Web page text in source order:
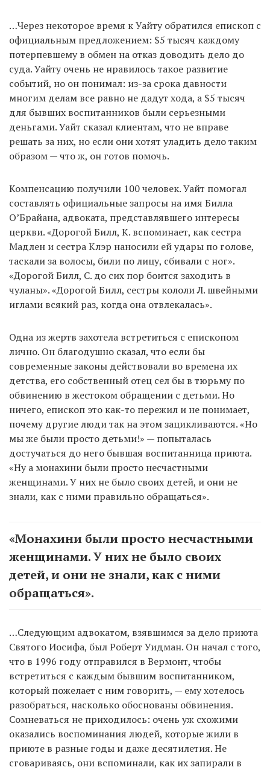
…Через некоторое время к Уайту обратился епископ с
официальным предложением: $5 тысяч каждому
потерпевшему в обмен на отказ доводить дело до
суда. Уайту очень не нравилось такое развитие
событий, но он понимал: из-за срока давности
многим делам все равно не дадут хода, а $5 тысяч
для бывших воспитанников были серьезными
деньгами. Уайт сказал клиентам, что не вправе
решать за них, но если они хотят уладить дело таким
образом — что ж, он готов помочь.
Компенсацию получили 100 человек. Уайт помогал
составлять официальные запросы на имя Билла
О’Брайана, адвоката, представлявшего интересы
церкви. «Дорогой Билл, К. вспоминает, как сестра
Мадлен и сестра Клэр наносили ей удары по голове,
таскали за волосы, били по лицу, сбивали с ног».
«Дорогой Билл, С. до сих пор боится заходить в
чуланы». «Дорогой Билл, сестры кололи Л. швейными
иглами всякий раз, когда она отвлекалась».
Одна из жертв захотела встретиться с епископом
лично. Он благодушно сказал, что если бы
современные законы действовали во времена их
детства, его собственный отец сел бы в тюрьму по
обвинению в жестоком обращении с детьми. Но
ничего, епископ это как-то пережил и не понимает,
почему другие люди так на этом зацикливаются. «Но
мы же были просто детьми!» — попыталась
достучаться до него бывшая воспитанница приюта.
«Ну а монахини были просто несчастными
женщинами. У них не было своих детей, и они не
знали, как с ними правильно обращаться».
«Монахини были просто несчастными
женщинами. У них не было своих
детей, и они не знали, как с ними
обращаться».
…Следующим адвокатом, взявшимся за дело приюта
Святого Иосифа, был Роберт Уидман. Он начал с того,
что в 1996 году отправился в Вермонт, чтобы
встретиться с каждым бывшим воспитанником,
который пожелает с ним говорить, — ему хотелось
разобраться, насколько обоснованы обвинения.
Сомневаться не приходилось: очень уж схожими
оказались воспоминания людей, которые жили в
приюте в разные годы и даже десятилетия. Не
сговариваясь, они вспоминали, как их запирали в